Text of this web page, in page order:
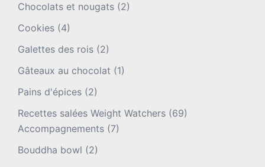
Chocolats et nougats (2)
Cookies (4)
Galettes des rois (2)
Gâteaux au chocolat (1)
Pains d'épices (2)
Recettes salées Weight Watchers (69)
Accompagnements (7)
Bouddha bowl (2)